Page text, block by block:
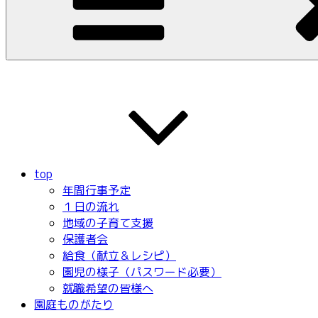
top
年間行事予定
１日の流れ
地域の子育て支援
保護者会
給食（献立＆レシピ）
園児の様子（パスワード必要）
就職希望の皆様へ
園庭ものがたり